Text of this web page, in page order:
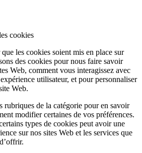
cookies
les cookies soient mis en place sur
des cookies pour nous faire savoir
Web, comment vous interagissez avec
utilisateur, et pour personnaliser
Web.
rubriques de la catégorie pour en savoir
modifier certaines de vos préférences.
types de cookies peut avoir une
sur nos sites Web et les services que